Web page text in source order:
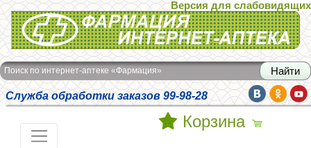
Интернет-аптека Фармация
Версия для слабовидящих
Поиск по интернет-аптеке «Фармация»
Служба обработки заказов 99-98-28
Корзина